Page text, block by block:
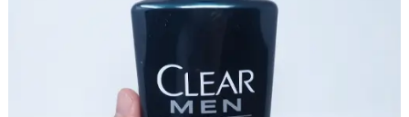
シャンプー